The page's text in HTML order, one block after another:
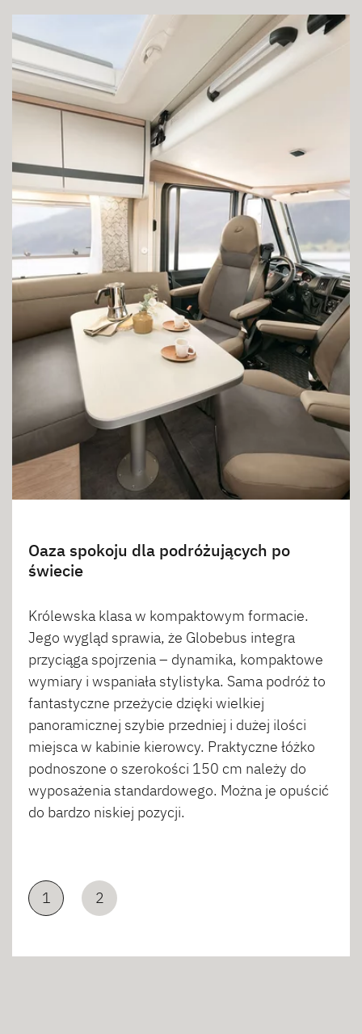
Oaza spokoju dla podróżujących po
świecie
Królewska klasa w kompaktowym formacie.
Jego wygląd sprawia, że Globebus integra
przyciąga spojrzenia – dynamika, kompaktowe
wymiary i wspaniała stylistyka. Sama podróż to
fantastyczne przeżycie dzięki wielkiej
panoramicznej szybie przedniej i dużej ilości
miejsca w kabinie kierowcy. Praktyczne łóżko
podnoszone o szerokości 150 cm należy do
wyposażenia standardowego. Można je opuścić
do bardzo niskiej pozycji.
1 2